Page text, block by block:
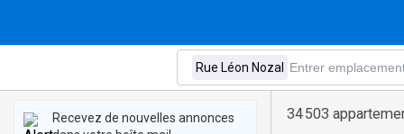
34 503
Recevez de nouvelles annonces